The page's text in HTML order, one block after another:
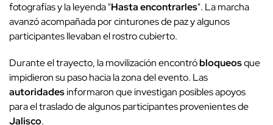
fotografías y la leyenda "Hasta encontrarles". La marcha
avanzó acompañada por cinturones de paz y algunos
participantes llevaban el rostro cubierto.
Durante el trayecto, la movilización encontróbloqueosque
impidieron su paso hacia la zona del evento. Las
autoridadesinformaron que investigan posibles apoyos
para el traslado de algunos participantes provenientes de
Jalisco.